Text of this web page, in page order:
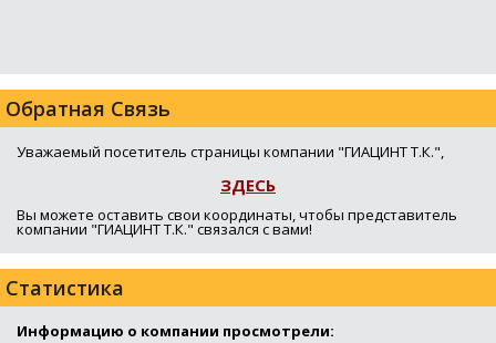
Обратная Связь
Уважаемый посетитель страницы компании "ГИАЦИНТ Т.К.",
ЗДЕСЬ
Вы можете оставить свои координаты, чтобы представитель
компании "ГИАЦИНТ Т.К." связался с вами!
Статистика
Информацию о компании просмотрели: